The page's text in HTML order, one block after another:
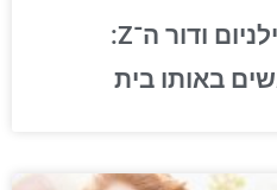
בין דור ה־X, דור המילניום ודור ה־Z:
באותו בית